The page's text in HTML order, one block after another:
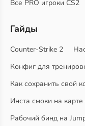
Все PRO игроки CS2
Гайды
Counter-Strike 2
Конфиг для
Как сохранить свой
Инста смоки на
Рабочий бинд на